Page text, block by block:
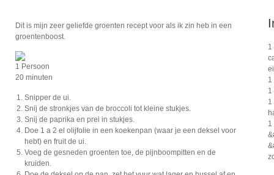
Dit is mijn zeer geliefde groenten recept voor als ik zin heb in een
groentenboost.
1 Persoon
20 minuten
Snipper de ui.
Snij de stronkjes van de broccoli tot kleine stukjes.
Snij de paprika en prei in stukjes.
Doe 1 a 2 el olijfolie in een koekenpan (waar je een deksel voor
hebt) en fruit de ui.
Voeg de gesneden groenten toe, de pijnboompitten en de
kruiden.
1
1
1
1
1